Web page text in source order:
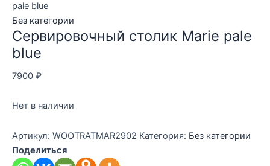
pale blue
Без категории
Сервировочный столик Marie pale
blue
7900 ₽
Нет в наличии
Артикул: WOOTRATMAR2902 Категория: Без категории
Поделиться